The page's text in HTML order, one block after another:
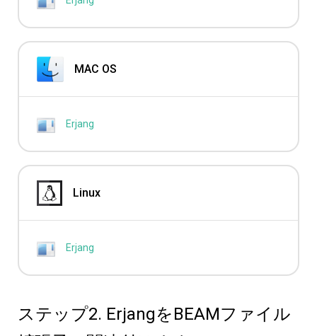
MAC OS
Erjang
Linux
Erjang
ステップ2. ErjangをBEAMファイル